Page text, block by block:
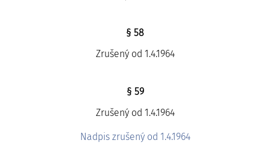
§ 58
Zrušený od 1.4.1964
§ 59
Zrušený od 1.4.1964
Nadpis zrušený od 1.4.1964